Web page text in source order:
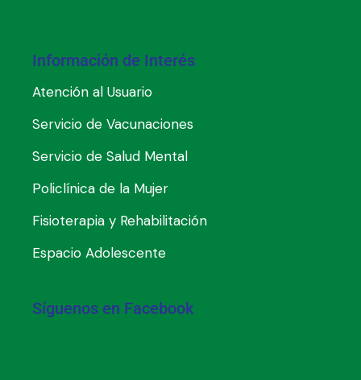
Información de Interés
Atención al Usuario
Servicio de Vacunaciones
Servicio de Salud Mental
Policlínica de la Mujer
Fisioterapia y Rehabilitación
Espacio Adolescente
Síguenos en Facebook